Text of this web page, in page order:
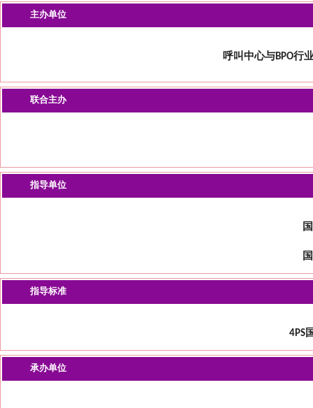
主办单位
呼叫中心与BPO
联合主办
指导单位
指导标准
4PS
承办单位